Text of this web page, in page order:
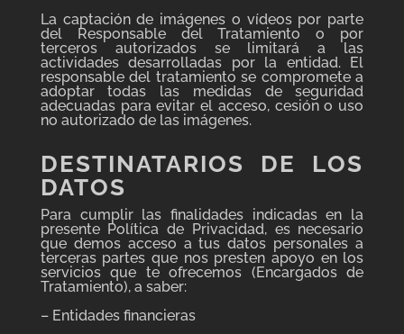
La captación de imágenes o vídeos por parte
del Responsable del Tratamiento o por
terceros autorizados se limitará a las
actividades desarrolladas por la entidad. El
responsable del tratamiento se compromete a
adoptar todas las medidas de seguridad
adecuadas para evitar el acceso, cesión o uso
no autorizado de las imágenes.
DESTINATARIOS DE LOS
DATOS
Para cumplir las finalidades indicadas en la
presente Política de Privacidad, es necesario
que demos acceso a tus datos personales a
terceras partes que nos presten apoyo en los
servicios que te ofrecemos (Encargados de
Tratamiento), a saber:
– Entidades financieras